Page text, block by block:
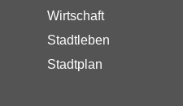
Wirtschaft
Stadtleben
Stadtplan